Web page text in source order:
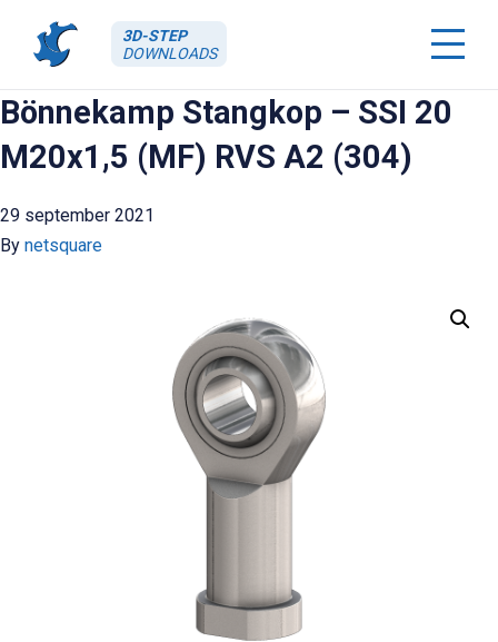
3D-STEP
DOWNLOADS
Bönnekamp Stangkop – SSI 20
M20x1,5 (MF) RVS A2 (304)
29 september 2021
By netsquare